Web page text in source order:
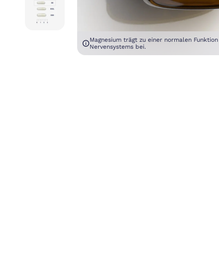
Magnesium trägt zu einer normalen
Nervensystems bei.